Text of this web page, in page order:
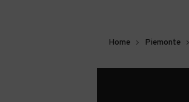
Home Piemonte